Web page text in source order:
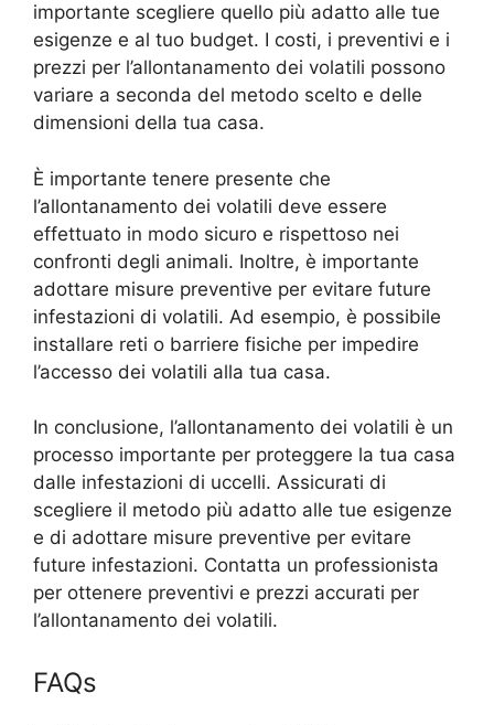
importante scegliere quello più adatto alle tue
esigenze e al tuo budget. I costi, i preventivi e i
prezzi per l’allontanamento dei volatili possono
variare a seconda del metodo scelto e delle
dimensioni della tua casa.
È importante tenere presente che
l’allontanamento dei volatili deve essere
effettuato in modo sicuro e rispettoso nei
confronti degli animali. Inoltre, è importante
adottare misure preventive per evitare future
infestazioni di volatili. Ad esempio, è possibile
installare reti o barriere fisiche per impedire
l’accesso dei volatili alla tua casa.
In conclusione, l’allontanamento dei volatili è un
processo importante per proteggere la tua casa
dalle infestazioni di uccelli. Assicurati di
scegliere il metodo più adatto alle tue esigenze
e di adottare misure preventive per evitare
future infestazioni. Contatta un professionista
per ottenere preventivi e prezzi accurati per
l’allontanamento dei volatili.
FAQs